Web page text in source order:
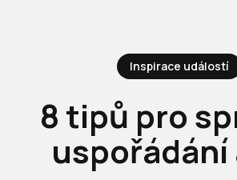
Inspirace událostí
8 tipů pro
uspořádání